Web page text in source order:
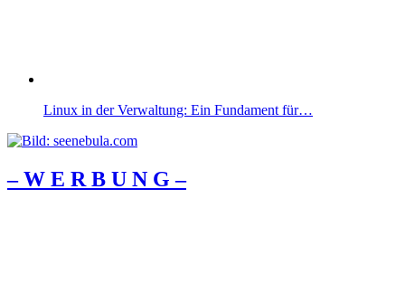
Linux in der Verwaltung: Ein Fundament für…
– W Ε R Β U Ν G –